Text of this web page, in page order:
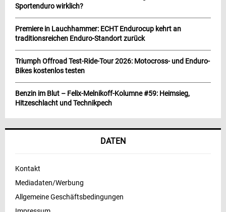
Sportenduro wirklich?
Premiere in Lauchhammer: ECHT Endurocup kehrt an
traditionsreichen Enduro-Standort zurück
Triumph Offroad Test-Ride-Tour 2026: Motocross- und Enduro-
Bikes kostenlos testen
Benzin im Blut – Felix-Melnikoff-Kolumne #59: Heimsieg,
Hitzeschlacht und Technikpech
DATEN
Kontakt
Mediadaten/Werbung
Allgemeine Geschäftsbedingungen